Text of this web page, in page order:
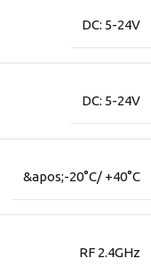
DC: 5-24V
DC: 5-24V
&apos;-20°C/ +40°C
RF 2.4GHz